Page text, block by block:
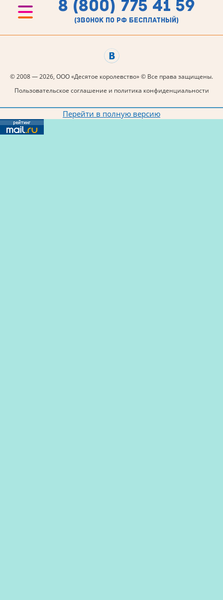
8 (800) 775 41 59
(звонок по рф бесплатный)
© 2008 — 2026, ООО «Десятое королевство» © Все права защищены.
Пользовательское соглашение и политика конфиденциальности
Перейти в полную версию